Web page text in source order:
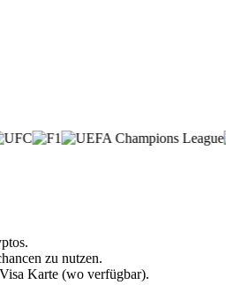
zu nutzen.
Karte (wo verfügbar).